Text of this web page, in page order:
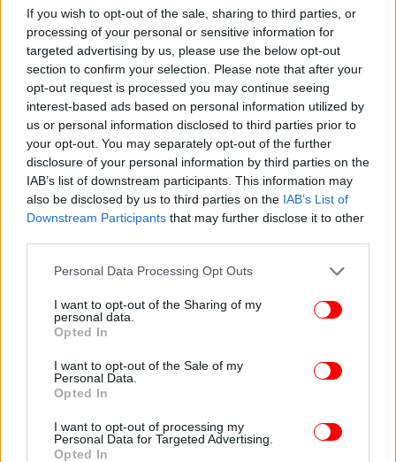
If you wish to opt-out of the sale, sharing to third parties, or
processing of your personal or sensitive information for
targeted advertising by us, please use the below opt-out
section to confirm your selection. Please note that after your
opt-out request is processed you may continue seeing
interest-based ads based on personal information utilized by
us or personal information disclosed to third parties prior to
your opt-out. You may separately opt-out of the further
disclosure of your personal information by third parties on the
IAB’s list of downstream participants. This information may
also be disclosed by us to third parties on the IAB’s List of
Downstream Participants that may further disclose it to other
Please note that this website/app uses one or more Google
not limited to your visit or usage behaviour. You may click to
grant or deny consent to Google and its third-party tags to
use your data for below specified purposes in below Google
consent section.
Personal Data Processing Opt Outs
I want to opt-out of the Sharing of my
personal data.
Opted In
I want to opt-out of the Sale of my
Personal Data.
Opted In
I want to opt-out of processing my
Personal Data for Targeted Advertising.
Opted In
χαμηλής προτεραιότητας και δεν θα είχαν καμία
πρόσβαση σε αναπνευστήρα εάν αντιμετώπιζαν
επιπλοκές από τον κορωνοϊό.